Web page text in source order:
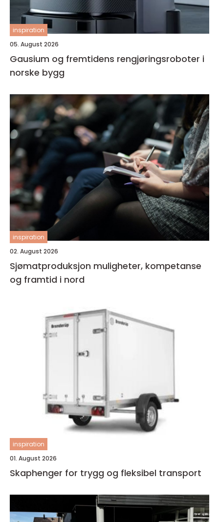
inspiration
05. August 2026
Gausium og fremtidens rengjøringsroboter i
norske bygg
inspiration
02. August 2026
Sjømatproduksjon muligheter, kompetanse
og framtid i nord
inspiration
01. August 2026
Skaphenger for trygg og fleksibel transport